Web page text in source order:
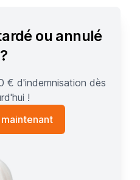
ou annulé
?
€ d'indemnisation dès
!